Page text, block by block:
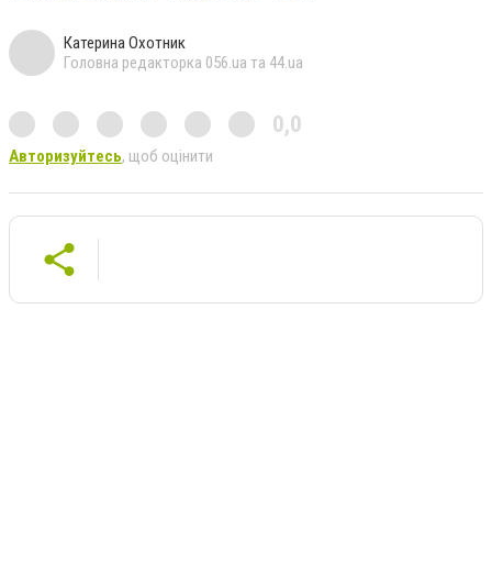
Катерина Охотник
Головна редакторка 056.ua та 44.ua
0,0
Авторизуйтесь, щоб оцінити